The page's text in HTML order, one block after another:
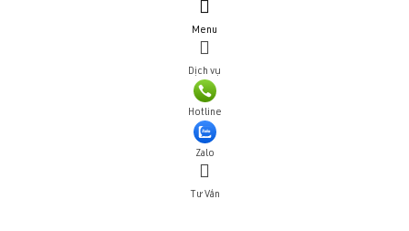
Menu
Dịch vụ
Hotline
Zalo
Tư Vấn